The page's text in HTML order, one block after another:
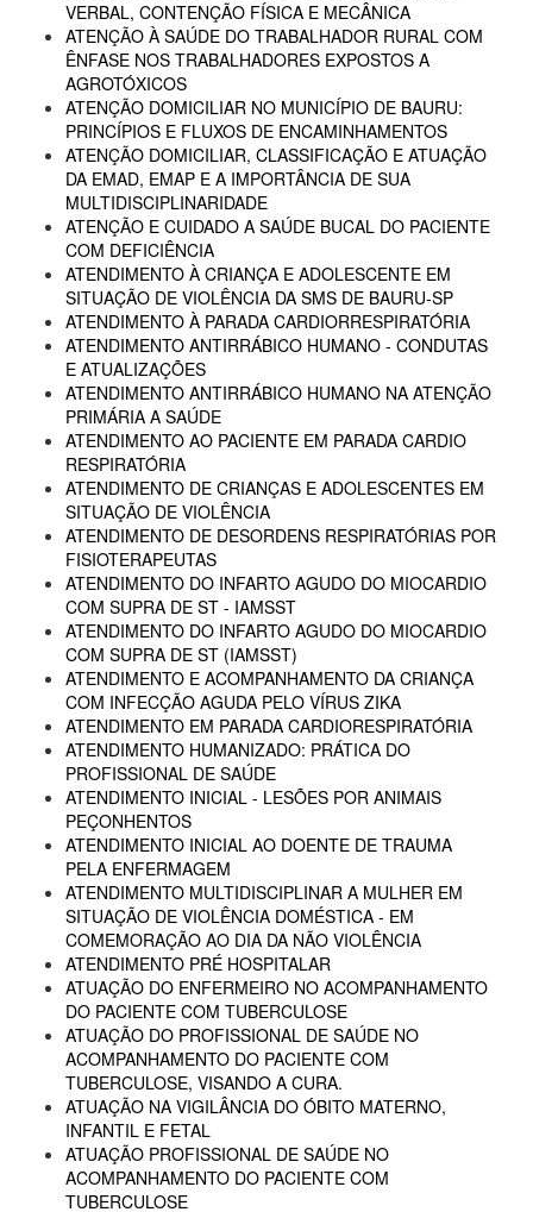
VERBAL, CONTENÇÃO FÍSICA E MECÂNICA
ATENÇÃO À SAÚDE DO TRABALHADOR RURAL COM
ÊNFASE NOS TRABALHADORES EXPOSTOS A
AGROTÓXICOS
ATENÇÃO DOMICILIAR NO MUNICÍPIO DE BAURU:
PRINCÍPIOS E FLUXOS DE ENCAMINHAMENTOS
ATENÇÃO DOMICILIAR, CLASSIFICAÇÃO E ATUAÇÃO
DA EMAD, EMAP E A IMPORTÂNCIA DE SUA
MULTIDISCIPLINARIDADE
ATENÇÃO E CUIDADO A SAÚDE BUCAL DO PACIENTE
COM DEFICIÊNCIA
ATENDIMENTO À CRIANÇA E ADOLESCENTE EM
SITUAÇÃO DE VIOLÊNCIA DA SMS DE BAURU-SP
ATENDIMENTO À PARADA CARDIORRESPIRATÓRIA
ATENDIMENTO ANTIRRÁBICO HUMANO - CONDUTAS
E ATUALIZAÇÕES
ATENDIMENTO ANTIRRÁBICO HUMANO NA ATENÇÃO
PRIMÁRIA A SAÚDE
ATENDIMENTO AO PACIENTE EM PARADA CARDIO
RESPIRATÓRIA
ATENDIMENTO DE CRIANÇAS E ADOLESCENTES EM
SITUAÇÃO DE VIOLÊNCIA
ATENDIMENTO DE DESORDENS RESPIRATÓRIAS POR
FISIOTERAPEUTAS
ATENDIMENTO DO INFARTO AGUDO DO MIOCARDIO
COM SUPRA DE ST - IAMSST
ATENDIMENTO DO INFARTO AGUDO DO MIOCARDIO
COM SUPRA DE ST (IAMSST)
ATENDIMENTO E ACOMPANHAMENTO DA CRIANÇA
COM INFECÇÃO AGUDA PELO VÍRUS ZIKA
ATENDIMENTO EM PARADA CARDIORESPIRATÓRIA
ATENDIMENTO HUMANIZADO: PRÁTICA DO
PROFISSIONAL DE SAÚDE
ATENDIMENTO INICIAL - LESÕES POR ANIMAIS
PEÇONHENTOS
ATENDIMENTO INICIAL AO DOENTE DE TRAUMA
PELA ENFERMAGEM
ATENDIMENTO MULTIDISCIPLINAR A MULHER EM
SITUAÇÃO DE VIOLÊNCIA DOMÉSTICA - EM
COMEMORAÇÃO AO DIA DA NÃO VIOLÊNCIA
ATENDIMENTO PRÉ HOSPITALAR
ATUAÇÃO DO ENFERMEIRO NO ACOMPANHAMENTO
DO PACIENTE COM TUBERCULOSE
ATUAÇÃO DO PROFISSIONAL DE SAÚDE NO
ACOMPANHAMENTO DO PACIENTE COM
TUBERCULOSE, VISANDO A CURA.
ATUAÇÃO NA VIGILÂNCIA DO ÓBITO MATERNO,
INFANTIL E FETAL
ATUAÇÃO PROFISSIONAL DE SAÚDE NO
ACOMPANHAMENTO DO PACIENTE COM
TUBERCULOSE